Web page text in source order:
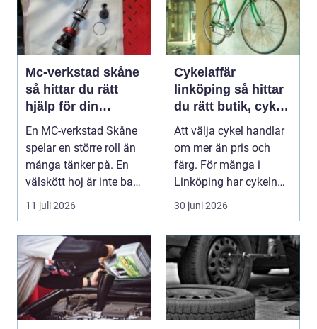
Mc-verkstad skåne
så hittar du rätt
hjälp för din
motorcykel
En MC-verkstad Skåne
spelar en större roll än
många tänker på. En
välskött hoj är inte bara
en fråga...
11 juli 2026
Cykelaffär
linköping så hittar
du rätt butik, cykel
och service
Att välja cykel handlar
om mer än pris och
färg. För många i
Linköping har cykeln
blivit en viktig d...
30 juni 2026